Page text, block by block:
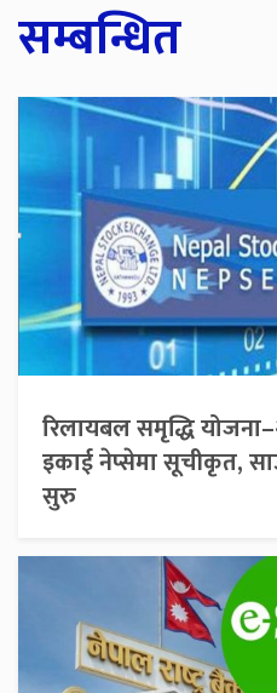
सम्बन्धित
रिलायबल समृद्धि
इकाई नेप्सेमा सूचीकृत,
सुरु